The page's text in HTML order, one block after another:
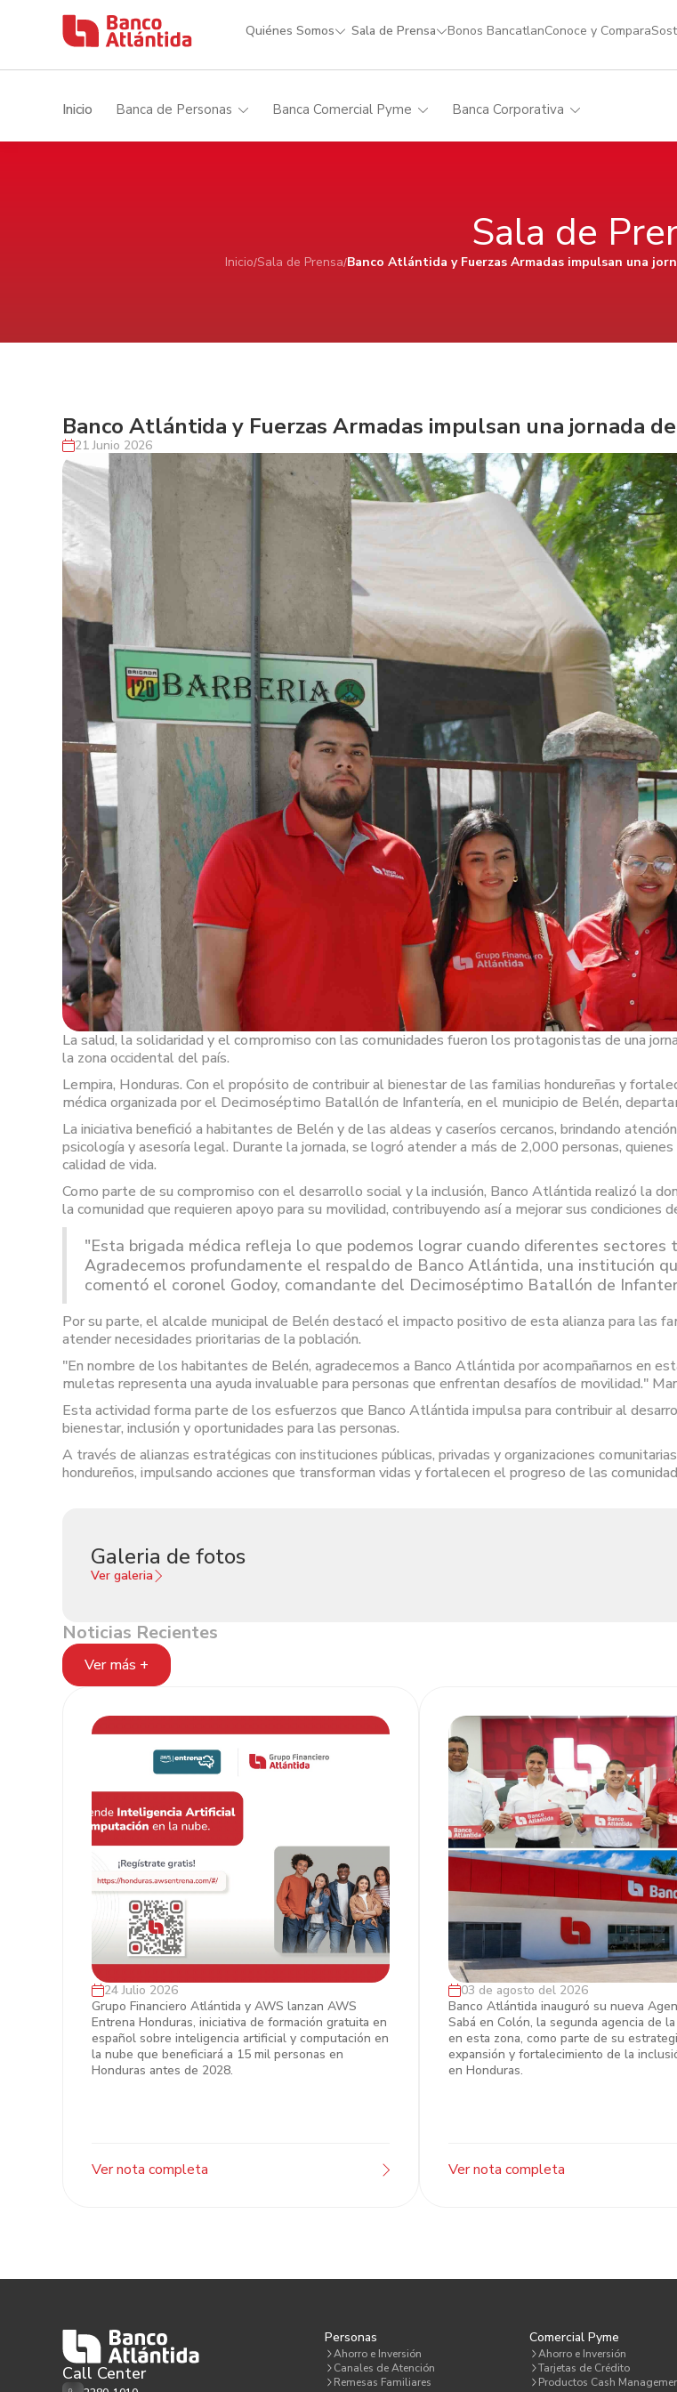
Quiénes Somos Sala de Prensa Bonos BancatlanConoce y Compara
Inicio Banca de Personas Banca Comercial Pyme Banca Corporativa
Sala de
Inicio Sala de Prensa Banco Atlántida y Fuerzas Armadas impulsan una
Banco Atlántida y Fuerzas Armadas impulsan una jornada
21 Junio 2026
La salud, la solidaridad y el compromiso con las comunidades fueron los protagonistas de una
la zona occidental del país.
Lempira, Honduras. Con el propósito de contribuir al bienestar de las familias hondureñas y
médica organizada por el Decimoséptimo Batallón de Infantería, en el municipio de Belén,
La iniciativa benefició a habitantes de Belén y de las aldeas y caseríos cercanos, brindando
psicología y asesoría legal. Durante la jornada, se logró atender a más de 2,000 personas,
calidad de vida.
Como parte de su compromiso con el desarrollo social y la inclusión, Banco Atlántida realizó la
la comunidad que requieren apoyo para su movilidad, contribuyendo así a mejorar sus condiciones
"Esta brigada médica refleja lo que podemos lograr cuando diferentes
Agradecemos profundamente el respaldo de Banco Atlántida, una institución
comentó el coronel Godoy, comandante del Decimoséptimo Batallón de
Por su parte, el alcalde municipal de Belén destacó el impacto positivo de esta alianza para las
atender necesidades prioritarias de la población.
"En nombre de los habitantes de Belén, agradecemos a Banco Atlántida por acompañarnos en
muletas representa una ayuda invaluable para personas que enfrentan desafíos de movilidad."
Esta actividad forma parte de los esfuerzos que Banco Atlántida impulsa para contribuir al
bienestar, inclusión y oportunidades para las personas.
A través de alianzas estratégicas con instituciones públicas, privadas y organizaciones
hondureños, impulsando acciones que transforman vidas y fortalecen el progreso de las
Galeria de fotos
Ver galeria
Noticias Recientes
Ver más +
Grupo Financiero Atlántida y AWS
impulsan el talento digital en
Honduras
24 Julio 2026
Grupo Financiero Atlántida y AWS lanzan AWS
Entrena Honduras, iniciativa de formación gratuita en
español sobre inteligencia artificial y computación en
la nube que beneficiará a 15 mil personas en
Honduras antes de 2028.
Ver nota completa
Banco Atlántida fortalece su
en Colón con la inauguración de
Agencia Plaza Sabá
03 de agosto del 2026
Banco Atlántida inauguró su nueva
Sabá en Colón, la segunda agencia de
en esta zona, como parte de su
expansión y fortalecimiento de la
en Honduras.
Ver nota completa
Call Center
Personas
Ahorro e Inversión
Canales de Atención
Remesas Familiares
Comercial Pyme
Ahorro e Inversión
Tarjetas de Crédito
Productos Cash